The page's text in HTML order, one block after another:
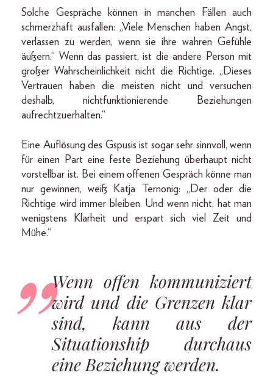
Solche Gespräche können in manchen Fällen auch
schmerzhaft ausfallen: „Viele Menschen haben Angst,
verlassen zu werden, wenn sie ihre wahren Gefühle
äußern.“ Wenn das passiert, ist die andere Person mit
großer Wahrscheinlichkeit nicht die Richtige. „Dieses
Vertrauen haben die meisten nicht und versuchen
deshalb, nichtfunktionierende Beziehungen
aufrechtzuerhalten.“
Eine Auflösung des Gspusis ist sogar sehr sinnvoll, wenn
für einen Part eine feste Beziehung überhaupt nicht
vorstellbar ist. Bei einem offenen Gespräch könne man
nur gewinnen, weiß Katja Ternonig: „Der oder die
Richtige wird immer bleiben. Und wenn nicht, hat man
wenigstens Klarheit und erspart sich viel Zeit und
Mühe.“
Wenn offen kommuniziert
wird und die Grenzen klar
sind, kann aus der
Situationship durchaus
eine Beziehung werden.